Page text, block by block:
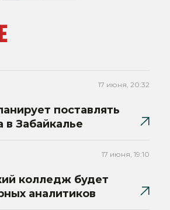
17 июня, 20:32
поставлять
в Забайкалье
17 июня, 19:10
колледж будет
аналитиков